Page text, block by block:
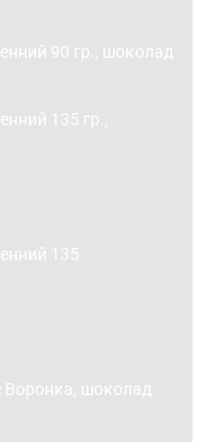
90 гр., шоколад
135 гр.,
135
Воронка, шоколад